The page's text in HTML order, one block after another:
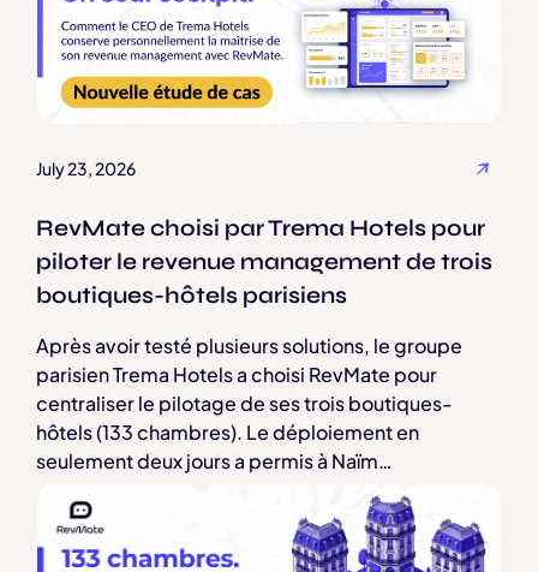
alertes sur anomalies et opportunités tarifaires,
actions depuis une vue globale et
recommandations lisibles.
July 23, 2026
RevMate choisi par Trema Hotels pour
piloter le revenue management de trois
boutiques-hôtels parisiens
Après avoir testé plusieurs solutions, le groupe
parisien Trema Hotels a choisi RevMate pour
centraliser le pilotage de ses trois boutiques-
hôtels (133 chambres). Le déploiement en
seulement deux jours a permis à Naïm
Amarouayache, CEO du groupe, d'éliminer les
tâches manuelles tout en conservant une maîtrise
stratégique totale sur ses décisions tarifaires. Une